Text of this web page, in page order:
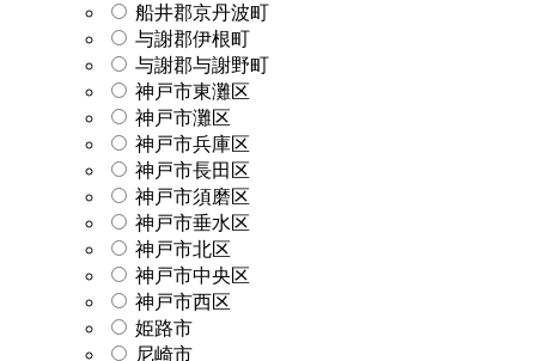
船井郡京丹波町
与謝郡伊根町
与謝郡与謝野町
神戸市東灘区
神戸市灘区
神戸市兵庫区
神戸市長田区
神戸市須磨区
神戸市垂水区
神戸市北区
神戸市中央区
神戸市西区
姫路市
尼崎市